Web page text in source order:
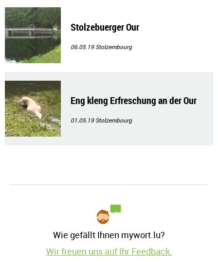
Stolzebuerger Our
06.05.19Stolzembourg
Eng kleng Erfreschung an der Our
01.05.19Stolzembourg
Wie gefällt Ihnen mywort.lu?
Wir freuen uns auf Ihr Feedback.